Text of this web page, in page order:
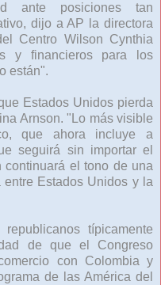
ante posiciones tan
dijo a AP la directora
Centro Wilson Cynthia
y financieros para los
están".
Estados Unidos pierda
Arnson. "Lo más visible
que ahora incluye a
seguirá sin importar el
continuará el tono de una
Estados Unidos y la
típicamente
de que el Congreso
con Colombia y
de las América del